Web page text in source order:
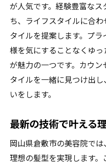
が人気です。経験豊富な
ち、ライフスタイルに合
タイルを提案します。プ
様を気にすることなくゆ
が魅力の一つです。カウ
タイルを一緒に見つけ出
いをします。
最新の技術で叶える
岡山県倉敷市の美容院で
理想の髪型を実現します